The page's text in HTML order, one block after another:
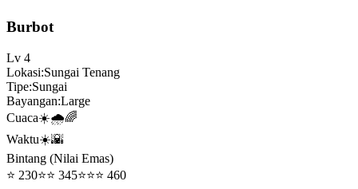
Burbot
Lv 4
Lokasi:Sungai Tenang
Tipe:Sungai
Bayangan:Large
Cuaca☀️🌧️🌈
Waktu☀️🌇
Bintang (Nilai Emas)
⭐ 230⭐⭐ 345⭐⭐⭐ 460